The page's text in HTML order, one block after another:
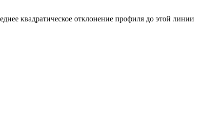
квадратическое отклонение профиля до этой линии